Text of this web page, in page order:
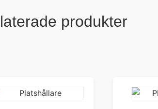
produkter